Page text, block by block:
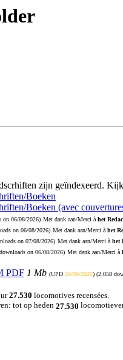
zijn geïndexeerd. Kijk
Boeken
Boeken (avec
on 06/08/2026) Met dank aan/Merci à het
on 06/08/2026) Met dank aan/Merci à het
on 07/08/2026) Met dank aan/Merci à het
on 06/08/2026) Met dank aan/Merci à
PDF 1 Mb (UPD 26/06/2026) (2,058
27.530 locomotives recensées.
tot op heden 27.530